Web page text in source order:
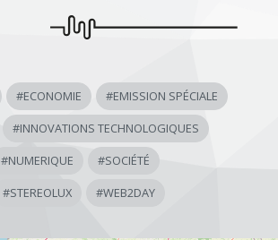
#ECONOMIE #EMISSION SPÉCIALE
#INNOVATIONS TECHNOLOGIQUES
#NUMERIQUE #SOCIÉTÉ
#STEREOLUX #WEB2DAY